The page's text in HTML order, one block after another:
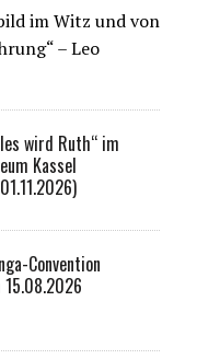
im Witz und von
– Leo
wird Ruth“ im
Kassel
Convention
15.08.2026